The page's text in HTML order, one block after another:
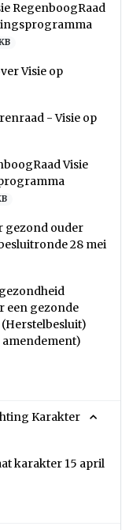
RegenboogRaad
Visie op
- Visie op
Visie
gezond ouder
28 mei
een gezonde
Karakter
karakter 15 april